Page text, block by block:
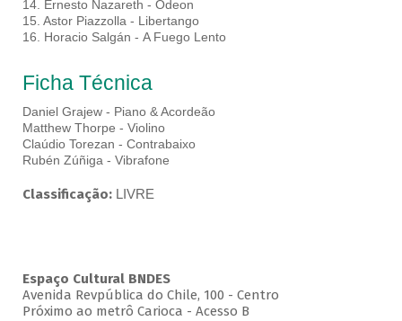
14. Ernesto Nazareth - Odeon
15. Astor Piazzolla - Libertango
16. Horacio Salgán - A Fuego Lento
Ficha Técnica
Daniel Grajew - Piano & Acordeão
Matthew Thorpe - Violino
Claúdio Torezan - Contrabaixo
Rubén Zúñiga - Vibrafone
Classificação: LIVRE
Espaço Cultural BNDES
Avenida Revpública do Chile, 100 - Centro
Próximo ao metrô Carioca - Acesso B